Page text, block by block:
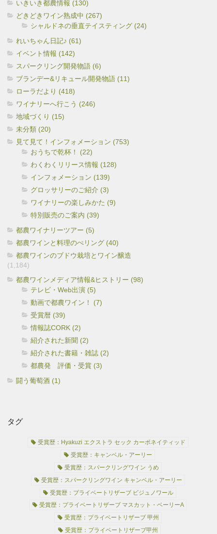
いきいき都農情報 (130)
どきどきワイン熟成中 (267)
シャルドネの垂直テイスティング (24)
れいちゃん日記♪ (61)
イベント情報 (142)
スパークリング開発物語 (6)
ブランデー&リキュール開発物語 (11)
ローラだより (418)
ワイナリーへ行こう (246)
地域づくり (15)
未分類 (20)
見て見て！インフォメーション (753)
おうちで乾杯！ (22)
わくわくリリース情報 (128)
インフォメーション (139)
グロッサリーのご紹介 (3)
ワイナリーの楽しみかた (9)
特別販売のご案内 (39)
都農ワイナリーツアー (5)
都農ワインと料理のぺリング (40)
都農ワインのブドウ栽培とワイン醸造
(1,184)
都農ワインメディア情報&ヒストリー (98)
テレビ・Web出演 (5)
動画で都農ワイン！ (7)
受賞暦 (39)
情報誌CORK (2)
紹介された新聞 (2)
紹介された書籍・雑誌 (2)
都農発 評価・受賞 (3)
闘う葡萄酒 (1)
タグ
受賞歴：Hyakuzi エクストラ セック カーボネイティッド
受賞歴：キャンベル・アーリー
受賞歴：スパークリングワイン うめ
受賞歴：スパークリングワイン キャンベル・アーリー
受賞歴：プライベートリザーブ ビジュノワール
受賞歴：プライベートリザーブ マスカット・ベーリーA
受賞歴：プライベートリザーブ 甲州
受賞歴：プライベートリザーブ甲州